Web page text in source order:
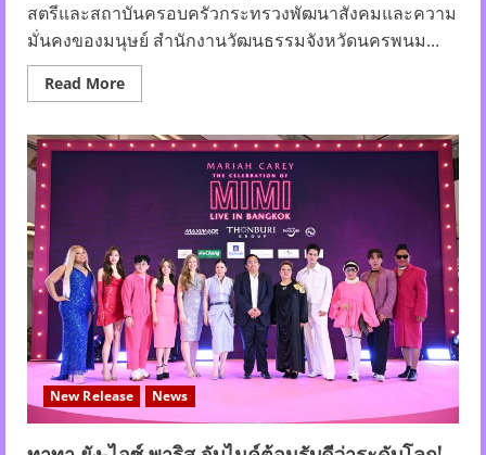
สตรีและสถาบันครอบครัวกระทรวงพัฒนาสังคมและความ
มั่นคงของมนุษย์ สำนักงานวัฒนธรรมจังหวัดนครพนม...
Read MoreRead
more
พันธ์
เลิศ
อธิบดี
กรม
กิจการ
สตรี
และ
สถาบัน
ครอบครัว
ร่วม
งาน
บวงสรวง
พญา
ศรี
นาคราช
New Release News